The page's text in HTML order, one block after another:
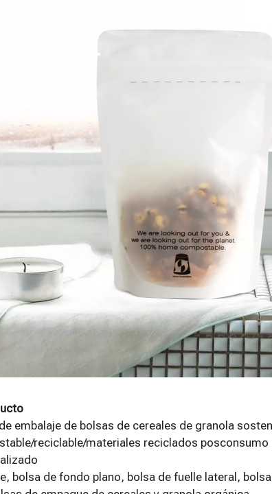
embalaje de bolsas de cereales de granola
reciclable/materiales reciclados posconsumo
bolsa de fondo plano, bolsa de fuelle lateral,